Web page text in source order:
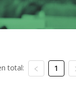
total: 1